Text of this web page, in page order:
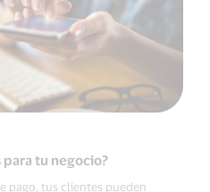
para tu negocio?
pago, tus clientes pueden